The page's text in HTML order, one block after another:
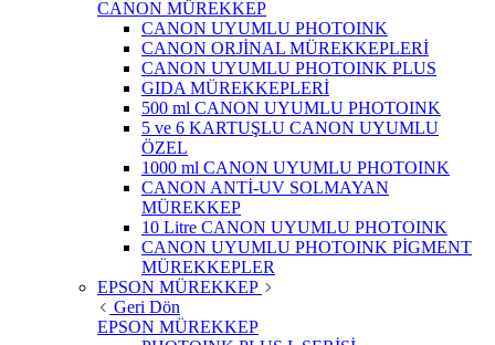
CANON MÜREKKEP
CANON UYUMLU PHOTOINK
CANON ORJİNAL MÜREKKEPLERİ
CANON UYUMLU PHOTOINK PLUS
GIDA MÜREKKEPLERİ
500 ml CANON UYUMLU PHOTOINK
5 ve 6 KARTUŞLU CANON UYUMLU
ÖZEL
1000 ml CANON UYUMLU PHOTOINK
CANON ANTİ-UV SOLMAYAN
MÜREKKEP
10 Litre CANON UYUMLU PHOTOINK
CANON UYUMLU PHOTOINK PİGMENT
MÜREKKEPLER
EPSON MÜREKKEP
Geri Dön
EPSON MÜREKKEP